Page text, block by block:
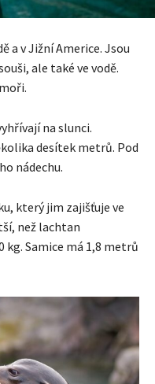
a v Jižní Americe. Jsou
ale také ve vodě.
na slunci.
desítek metrů. Pod
nádechu.
který jim zajišťuje ve
než lachtan
kg. Samice má 1,8 metrů